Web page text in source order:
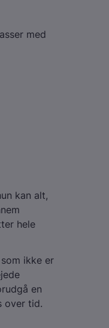
med
kan alt,
hele
ikke er
en
over tid.